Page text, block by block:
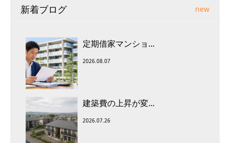
新着ブログ new
定期借家マンショ...
2026.08.07
建築費の上昇が変...
2026.07.26